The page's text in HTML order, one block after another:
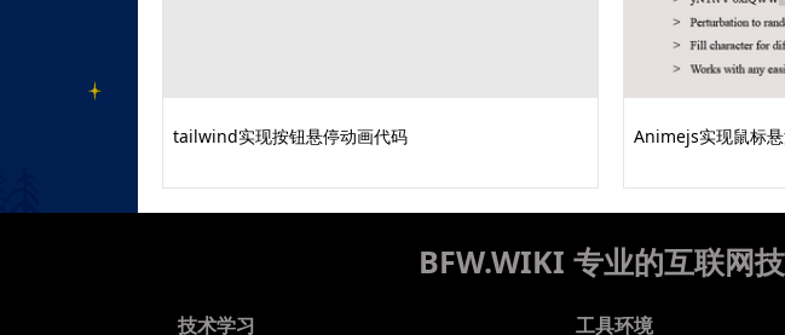
tailwind实现按钮悬停动画代码 Animejs实现鼠标
BFW.WIKI 专业的互联网
技术学习 工具环境